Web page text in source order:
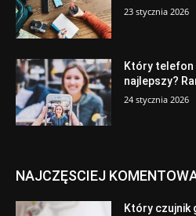
23 stycznia 2026
Który telefon
najlepszy?
24 stycznia 2026
NAJCZĘSCIEJ
Który czujnik